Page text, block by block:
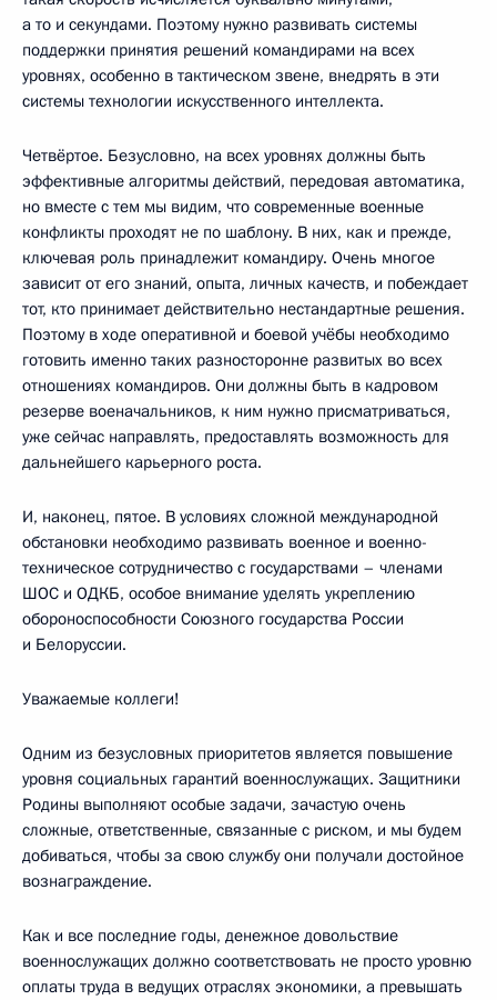
а то и секундами. Поэтому нужно развивать системы
поддержки принятия решений командирами на всех
уровнях, особенно в тактическом звене, внедрять в эти
системы технологии искусственного интеллекта.
Четвёртое. Безусловно, на всех уровнях должны быть
эффективные алгоритмы действий, передовая автоматика,
но вместе с тем мы видим, что современные военные
конфликты проходят не по шаблону. В них, как и прежде,
ключевая роль принадлежит командиру. Очень многое
зависит от его знаний, опыта, личных качеств, и побеждает
тот, кто принимает действительно нестандартные решения.
Поэтому в ходе оперативной и боевой учёбы необходимо
готовить именно таких разносторонне развитых во всех
отношениях командиров. Они должны быть в кадровом
резерве военачальников, к ним нужно присматриваться,
уже сейчас направлять, предоставлять возможность для
дальнейшего карьерного роста.
И, наконец, пятое. В условиях сложной международной
обстановки необходимо развивать военное и военно-
техническое сотрудничество с государствами – членами
ШОС и ОДКБ, особое внимание уделять укреплению
обороноспособности Союзного государства России
и Белоруссии.
Уважаемые коллеги!
Одним из безусловных приоритетов является повышение
уровня социальных гарантий военнослужащих. Защитники
Родины выполняют особые задачи, зачастую очень
сложные, ответственные, связанные с риском, и мы будем
добиваться, чтобы за свою службу они получали достойное
вознаграждение.
Как и все последние годы, денежное довольствие
военнослужащих должно соответствовать не просто уровню
оплаты труда в ведущих отраслях экономики, а превышать